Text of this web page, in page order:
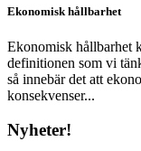
Ekonomisk hållbarhet
Ekonomisk hållbarhet
definitionen som vi
så innebär det att
konsekvenser...
Nyheter!